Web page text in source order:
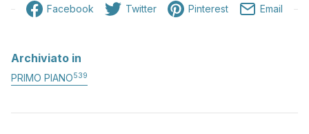
Facebook Twitter Pinterest Email
Archiviato in
PRIMO PIANO539